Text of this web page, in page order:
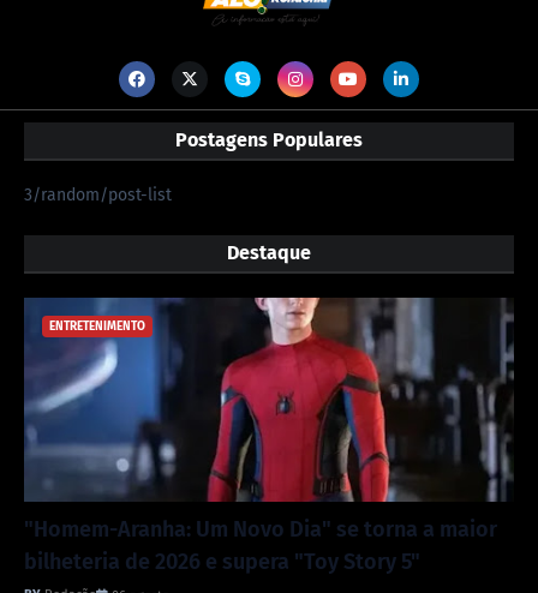
Postagens Populares
3/random/post-list
Destaque
ENTRETENIMENTO
"Homem-Aranha: Um Novo Dia" se torna a maior
bilheteria de 2026 e supera "Toy Story 5"